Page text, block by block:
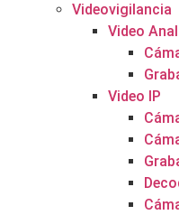
Videovigilancia
Video
Video IP